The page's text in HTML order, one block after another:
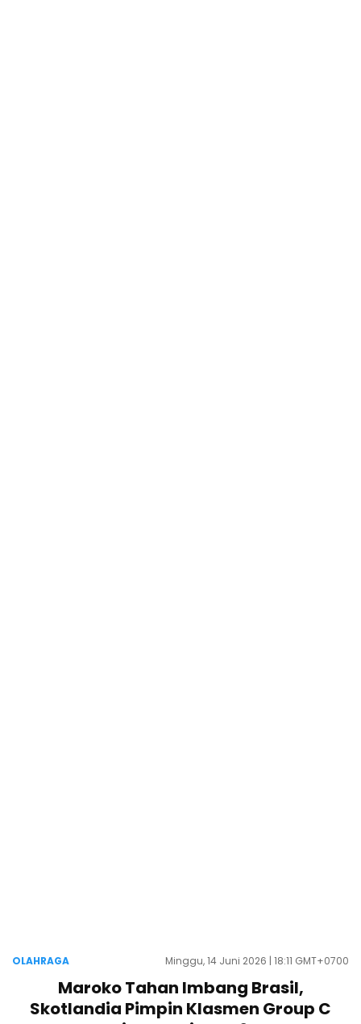
OLAHRAGA Minggu, 14 Juni 2026 | 18:11 GMT+0700
Maroko Tahan Imbang Brasil,
Skotlandia Pimpin Klasmen Group C